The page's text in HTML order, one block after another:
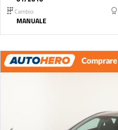
Cambio:
MANUALE